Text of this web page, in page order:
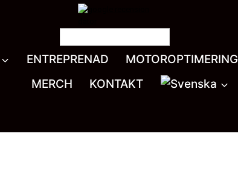
ENTREPRENAD MOTOROPTIMERING
MERCH
KONTAKT